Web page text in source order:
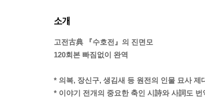
소개
고전古典 『수호전』의 진면모
120회본 빠짐없이 완역
* 의복, 장신구, 생김새 등 원전의 인물 묘사 제
* 이야기 전개의 중요한 축인 시詩와 사詞도 번